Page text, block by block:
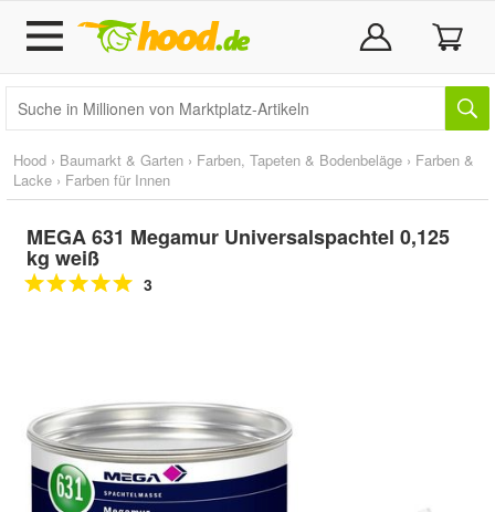
Hood › Baumarkt & Garten › Farben, Tapeten & Bodenbeläge › Farben &
Lacke › Farben für Innen
MEGA 631 Megamur Universalspachtel 0,125
kg weiß
3